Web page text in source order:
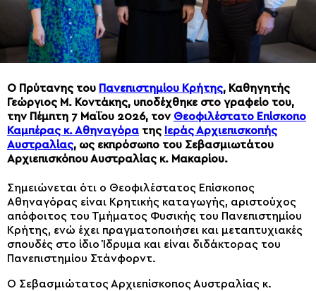
Ο Πρύτανης του Πανεπιστημίου Κρήτης, Καθηγητής
Γεώργιος Μ. Κοντάκης, υποδέχθηκε στο γραφείο του,
την Πέμπτη 7 Μαΐου 2026, τον Θεοφιλέστατο Επίσκοπο
Καμπέρας κ. Αθηναγόρα της Ιεράς Αρχιεπισκοπής
Αυστραλίας, ως εκπρόσωπο του Σεβασμιωτάτου
Αρχιεπισκόπου Αυστραλίας κ. Μακαρίου.
Σημειώνεται ότι ο Θεοφιλέστατος Επίσκοπος
Αθηναγόρας είναι Κρητικής καταγωγής, αριστούχος
απόφοιτος του Τμήματος Φυσικής του Πανεπιστημίου
Κρήτης, ενώ έχει πραγματοποιήσει και μεταπτυχιακές
σπουδές στο ίδιο Ίδρυμα και είναι διδάκτορας του
Πανεπιστημίου Στάνφορντ.
Ο Σεβασμιώτατος Αρχιεπίσκοπος Αυστραλίας κ.